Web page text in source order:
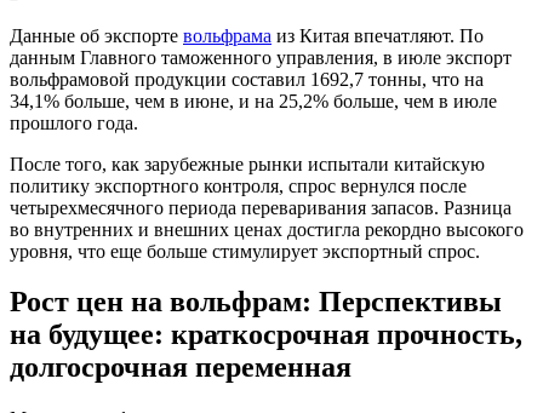
Данные об экспорте вольфрама из Китая впечатляют. По
данным Главного таможенного управления, в июле экспорт
вольфрамовой продукции составил 1692,7 тонны, что на
34,1% больше, чем в июне, и на 25,2% больше, чем в июле
прошлого года.
После того, как зарубежные рынки испытали китайскую
политику экспортного контроля, спрос вернулся после
четырехмесячного периода переваривания запасов. Разница
во внутренних и внешних ценах достигла рекордно высокого
уровня, что еще больше стимулирует экспортный спрос.
Рост цен на вольфрам: Перспективы
на будущее: краткосрочная прочность,
долгосрочная переменная